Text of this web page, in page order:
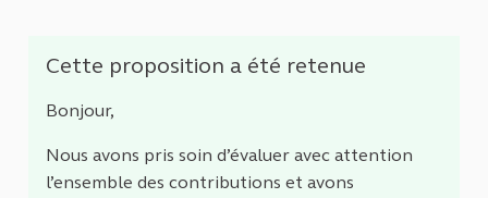
Cette proposition a été retenue
Bonjour,
Nous avons pris soin d’évaluer avec attention
l’ensemble des contributions et avons